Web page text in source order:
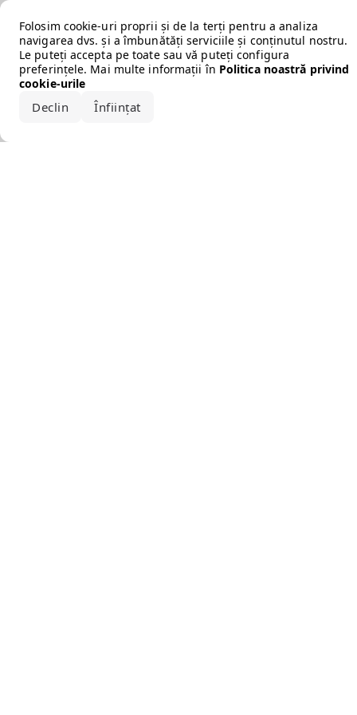
Folosim cookie-uri proprii și de la terți pentru a analiza
navigarea dvs. și a îmbunătăți serviciile și conținutul nostru.
Le puteți accepta pe toate sau vă puteți configura
preferințele. Mai multe informații în Politica noastră privind
cookie-urile
Declin Înființat
Error loading the brand